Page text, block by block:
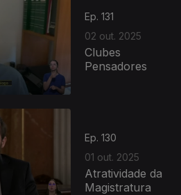
Ep. 131
02 out. 2025
Clubes
Pensadores
Ep. 130
01 out. 2025
Atratividade da
Magistratura